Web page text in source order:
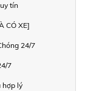
tín
CÓ XE]
24/7
7
hợp lý